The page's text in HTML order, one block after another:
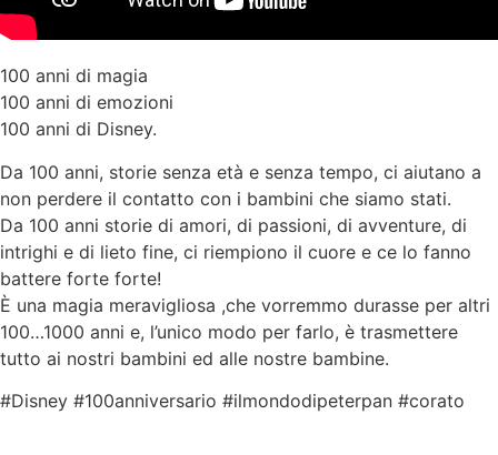
100 anni di magia
100 anni di emozioni
100 anni di Disney.
Da 100 anni, storie senza età e senza tempo, ci aiutano a
non perdere il contatto con i bambini che siamo stati.
Da 100 anni storie di amori, di passioni, di avventure, di
intrighi e di lieto fine, ci riempiono il cuore e ce lo fanno
battere forte forte!
È una magia meravigliosa ,che vorremmo durasse per altri
100…1000 anni e, l’unico modo per farlo, è trasmettere
tutto ai nostri bambini ed alle nostre bambine.
#Disney #100anniversario #ilmondodipeterpan #corato